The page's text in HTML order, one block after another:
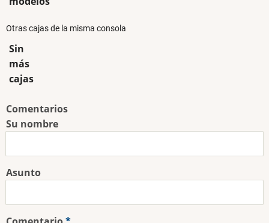
Otras cajas de la misma consola
Sin
más
cajas
Comentarios
Su nombre
Asunto